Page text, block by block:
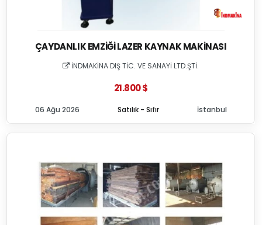
ÇAYDANLIK EMZIĞI LAZER KAYNAK MAKINASI
İNDMAKİNA DIŞ TİC. VE SANAYİ LTD.ŞTİ.
21.800 $
Satılık - Sıfır
06 Ağu 2026 İstanbul